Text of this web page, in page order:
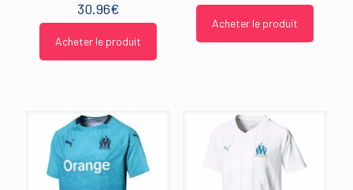
30.96€
Acheter le produit
Acheter le produit